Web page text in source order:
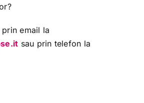
email la
sau prin telefon la